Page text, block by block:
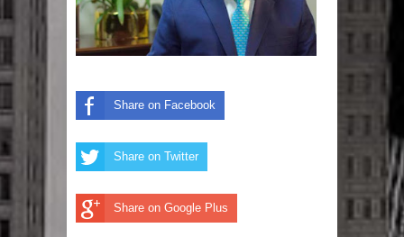
anulación de condena de 15 años por
DIGEIG y Liga Municipal Dominicana
impulsan nuevas metas de
Share on Facebook
Share on Twitter
Share on Google Plus